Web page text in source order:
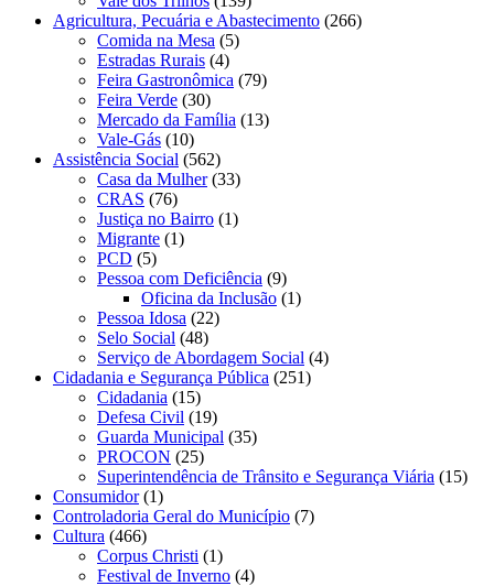
Agricultura, Pecuária e Abastecimento (266)
Comida na Mesa (5)
Estradas Rurais (4)
Feira Gastronômica (79)
Feira Verde (30)
Mercado da Família (13)
Vale-Gás (10)
Assistência Social (562)
Casa da Mulher(33)
CRAS (76)
Justiça no Bairro (1)
Migrante (1)
PCD (5)
Pessoa com Deficiência (9)
Oficina da Inclusão (1)
Pessoa Idosa (22)
Selo Social (48)
Serviço de Abordagem Social (4)
Cidadania e Segurança Pública (251)
Cidadania (15)
Defesa Civil (19)
Guarda Municipal (35)
PROCON (25)
Superintendência de Trânsito e Segurança Viária (15)
Consumidor(1)
Controladoria Geral do Município (7)
Cultura (466)
Corpus Christi (1)
Festival de Inverno (4)